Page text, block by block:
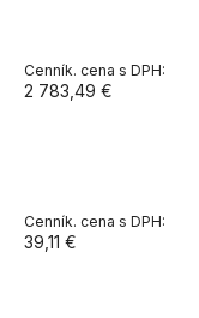
2 783,49 €
39,11 €